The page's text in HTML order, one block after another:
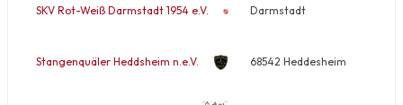
SKV Rot-Weiß Darmstadt 1954 e.V. Darmstadt
Stangenquäler Heddsheim n.e.V. 68542 Heddesheim